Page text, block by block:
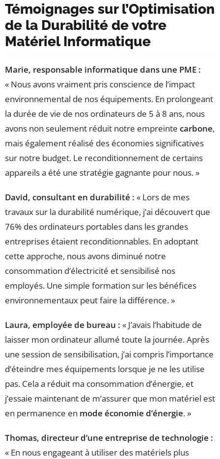
Témoignages sur l’Optimisation
de la Durabilité de votre
Matériel Informatique
Marie, responsable informatique dans une PME :
« Nous avons vraiment pris conscience de l’impact
environnemental de nos équipements. En prolongeant
la durée de vie de nos ordinateurs de 5 à 8 ans, nous
avons non seulement réduit notre empreinte carbone,
mais également réalisé des économies significatives
sur notre budget. Le reconditionnement de certains
appareils a été une stratégie gagnante pour nous. »
David, consultant en durabilité : « Lors de mes
travaux sur la durabilité numérique, j’ai découvert que
76% des ordinateurs portables dans les grandes
entreprises étaient reconditionnables. En adoptant
cette approche, nous avons diminué notre
consommation d’électricité et sensibilisé nos
employés. Une simple formation sur les bénéfices
environnementaux peut faire la différence. »
Laura, employée de bureau : « J’avais l’habitude de
laisser mon ordinateur allumé toute la journée. Après
une session de sensibilisation, j’ai compris l’importance
d’éteindre mes équipements lorsque je ne les utilise
pas. Cela a réduit ma consommation d’énergie, et
j’essaie maintenant de m’assurer que mon matériel est
en permanence en mode économie d’énergie. »
Thomas, directeur d’une entreprise de technologie :
« En nous engageant à utiliser des matériels plus